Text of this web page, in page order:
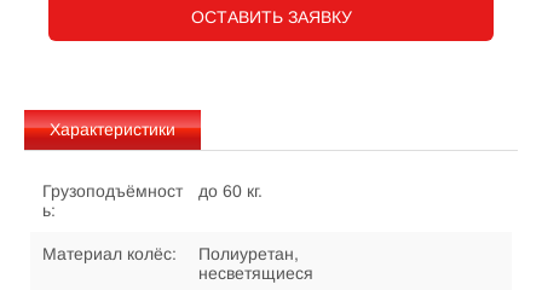
ОСТАВИТЬ ЗАЯВКУ
Характеристики
Грузоподъёмност
ь:
до 60 кг.
Материал колёс:
Полиуретан,
несветящиеся